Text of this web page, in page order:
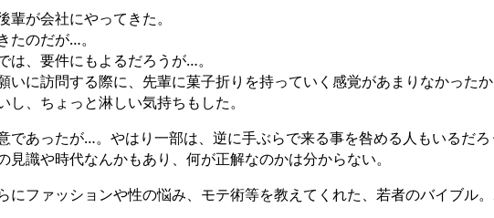
が会社にやってきた。
たのだが…。
、要件にもよるだろうが…。
いに訪問する際に、先輩に菓子折りを持っていく感覚があまりなかったか
、ちょっと淋しい気持ちもした。
であったが…。やはり一部は、逆に手ぶらで来る事を咎める人もいるだろ
識や時代なんかもあり、何が正解なのかは分からない。
にファッションや性の悩み、モテ術等を教えてくれた、若者のバイブル